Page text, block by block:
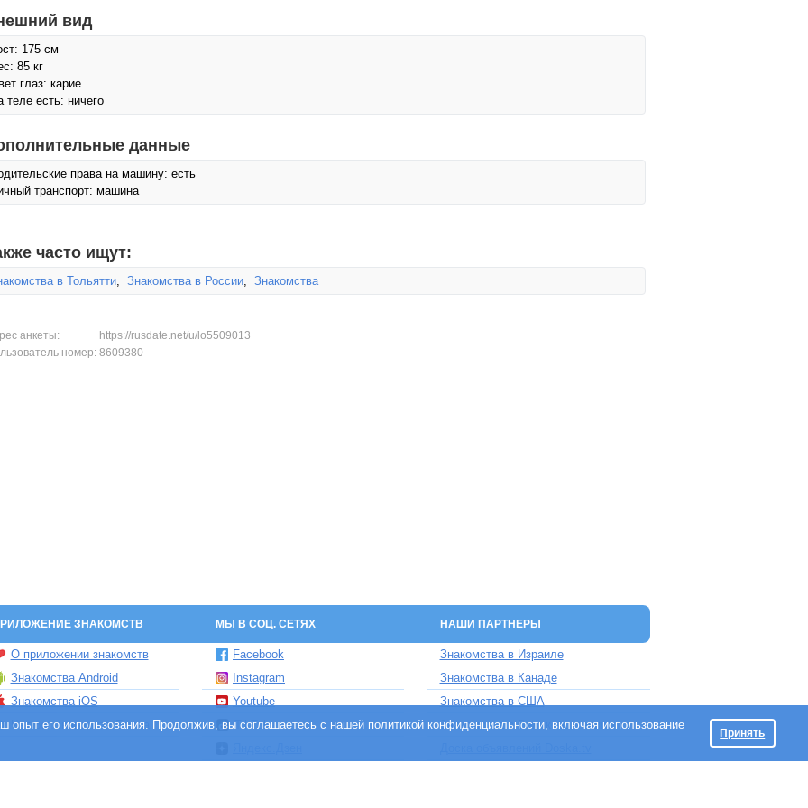
вид
175 см
85 кг
глаз: карие
теле есть: ничего
данные
права на машину: есть
транспорт: машина
часто ищут:
в Тольятти, Знакомства в России, Знакомства
анкеты:
https://rusdate.net/u/lo5509013
номер: 8609380
ЗНАКОМСТВ МЫ В СОЦ. СЕТЯХ НАШИ ПАРТНЕРЫ
О приложении знакомств
Знакомства Android
Знакомства iOS
Чат бот знакомств Елена
Facebook
Instagram
Youtube
TikTok
Знакомства в Израиле
Знакомства в Канаде
Знакомства в США
Знакомства в Великобритании
опыт его использования. Продолжив, вы соглашаетесь с нашей политикой конфиденциальности, включая использование
Принять